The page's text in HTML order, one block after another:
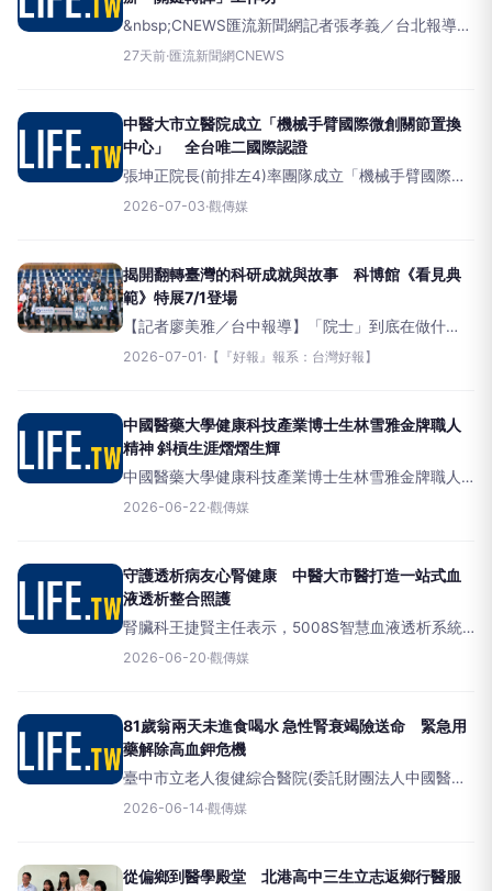
&nbsp;CNEWS匯流新聞網記者張孝義／台北報導台
中地檢署與中區兒少保護區域醫療整合中心、中國
國醫藥大
27天前·匯流新聞網CNEWS
中醫大市立醫院成立「機械手臂國際微創關節置換
中心」 全台唯二國際認證
張坤正院長(前排左4)率團隊成立「機械手臂國際微
創關節置換中心」，由微創脊椎中心助理副院長張
2026-07-03·觀傳媒
揭開翻轉臺灣的科研成就與故事 科博館《看見典
範》特展7/1登場
【記者廖美雅／台中報導】「院士」到底在做什
麼，其實他們的研究可能天天影響著你我的生活。
博館必
2026-07-01 · 【『好報』報系：台灣好報】
中國醫藥大學健康科技產業博士生林雪雅金牌職人
精神 斜槓生涯熠熠生輝
中國醫藥大學健康科技產業博士生林雪雅金牌職人
精神，斜槓生涯熠熠生輝。（圖／記者洪佳伶翻
2026-06-22·觀傳媒
守護透析病友心腎健康 中醫大市醫打造一站式血
液透析整合照護
腎臟科王捷賢主任表示，5008S智慧血液透析系統
可有效清除中大型分子毒素，有助改善神經痠麻、
2026-06-20·觀傳媒
81歲翁兩天未進食喝水 急性腎衰竭險送命 緊急用
藥解除高血鉀危機
臺中市立老人復健綜合醫院(委託財團法人中國醫藥
大學興建經營)腎臟內科主任王捷賢為81歲老先生解
2026-06-14·觀傳媒
從偏鄉到醫學殿堂 北港高中三生立志返鄉行醫服